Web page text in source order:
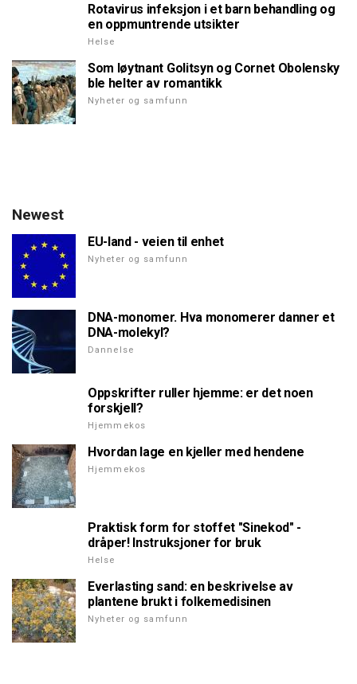
Rotavirus infeksjon i et barn behandling og
en oppmuntrende utsikter
Helse
Som løytnant Golitsyn og Cornet Obolensky
ble helter av romantikk
Nyheter og samfunn
Newest
EU-land - veien til enhet
Nyheter og samfunn
DNA-monomer. Hva monomerer danner et
DNA-molekyl?
Dannelse
Oppskrifter ruller hjemme: er det noen
forskjell?
Hjemmekos
Hvordan lage en kjeller med hendene
Hjemmekos
Praktisk form for stoffet "Sinekod" -
dråper! Instruksjoner for bruk
Helse
Everlasting sand: en beskrivelse av
plantene brukt i folkemedisinen
Nyheter og samfunn